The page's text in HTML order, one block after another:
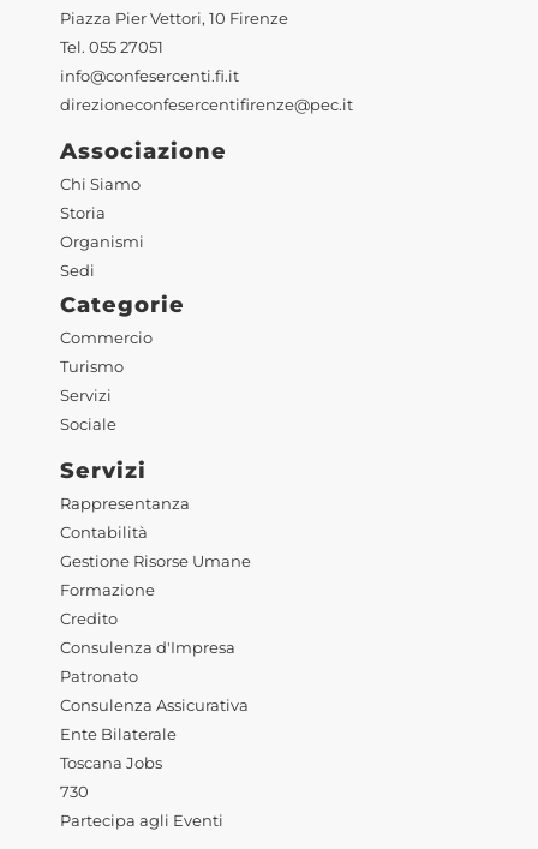
Piazza Pier Vettori, 10 Firenze
Tel. 055 27051
info@confesercenti.fi.it
direzioneconfesercentifirenze@pec.it
Associazione
Chi Siamo
Storia
Organismi
Sedi
Categorie
Commercio
Turismo
Servizi
Sociale
Servizi
Rappresentanza
Contabilità
Gestione Risorse Umane
Formazione
Credito
Consulenza d'Impresa
Patronato
Consulenza Assicurativa
Ente Bilaterale
Toscana Jobs
730
Partecipa agli Eventi